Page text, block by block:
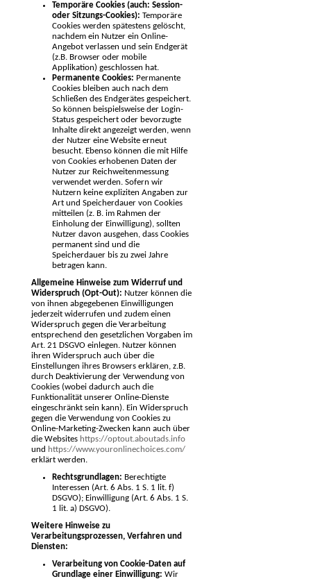
Temporäre Cookies (auch: Session-
oder Sitzungs-Cookies): Temporäre
Cookies werden spätestens gelöscht,
nachdem ein Nutzer ein Online-
Angebot verlassen und sein Endgerät
(z.B. Browser oder mobile
Applikation) geschlossen hat.
Permanente Cookies: Permanente
Cookies bleiben auch nach dem
Schließen des Endgerätes gespeichert.
So können beispielsweise der Login-
Status gespeichert oder bevorzugte
Inhalte direkt angezeigt werden, wenn
der Nutzer eine Website erneut
besucht. Ebenso können die mit Hilfe
von Cookies erhobenen Daten der
Nutzer zur Reichweitenmessung
verwendet werden. Sofern wir
Nutzern keine expliziten Angaben zur
Art und Speicherdauer von Cookies
mitteilen (z. B. im Rahmen der
Einholung der Einwilligung), sollten
Nutzer davon ausgehen, dass Cookies
permanent sind und die
Speicherdauer bis zu zwei Jahre
betragen kann.
Allgemeine Hinweise zum Widerruf und
Widerspruch (Opt-Out): Nutzer können die
von ihnen abgegebenen Einwilligungen
jederzeit widerrufen und zudem einen
Widerspruch gegen die Verarbeitung
entsprechend den gesetzlichen Vorgaben im
Art. 21 DSGVO einlegen. Nutzer können
ihren Widerspruch auch über die
Einstellungen ihres Browsers erklären, z.B.
durch Deaktivierung der Verwendung von
Cookies (wobei dadurch auch die
Funktionalität unserer Online-Dienste
eingeschränkt sein kann). Ein Widerspruch
gegen die Verwendung von Cookies zu
Online-Marketing-Zwecken kann auch über
die Websites https://optout.aboutads.info
und https://www.youronlinechoices.com/
erklärt werden.
Rechtsgrundlagen: Berechtigte
Interessen (Art. 6 Abs. 1 S. 1 lit. f)
DSGVO); Einwilligung (Art. 6 Abs. 1 S.
1 lit. a) DSGVO).
Weitere Hinweise zu
Verarbeitungsprozessen, Verfahren und
Diensten:
Verarbeitung von Cookie-Daten auf
Grundlage einer Einwilligung: Wir